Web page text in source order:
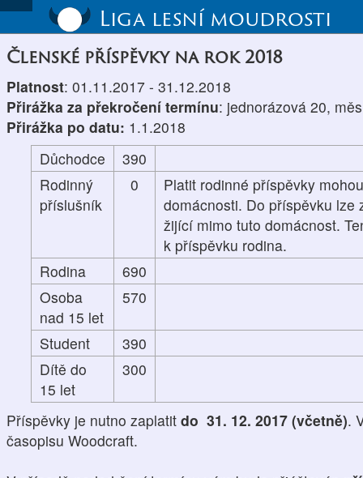
Liga lesní moudrosti
Členské příspěvky na rok 2018
Platnost: 01.11.2017 - 31.12.2018
Přirážka za překročení termínu: jednorázová 20,
Přirážka po datu: 1.1.2018
Důchodce
390
Rodinný
příslušník
0
Platit rodinné příspěvky
domácnosti. Do příspěvku lze
žijící mimo tuto domácnost.
k příspěvku rodina.
Rodina
690
Osoba
nad 15 let
570
Student
390
Dítě do
15 let
300
Příspěvky je nutno zaplatit do 31. 12. 2017 (včetně).
časopisu Woodcraft.